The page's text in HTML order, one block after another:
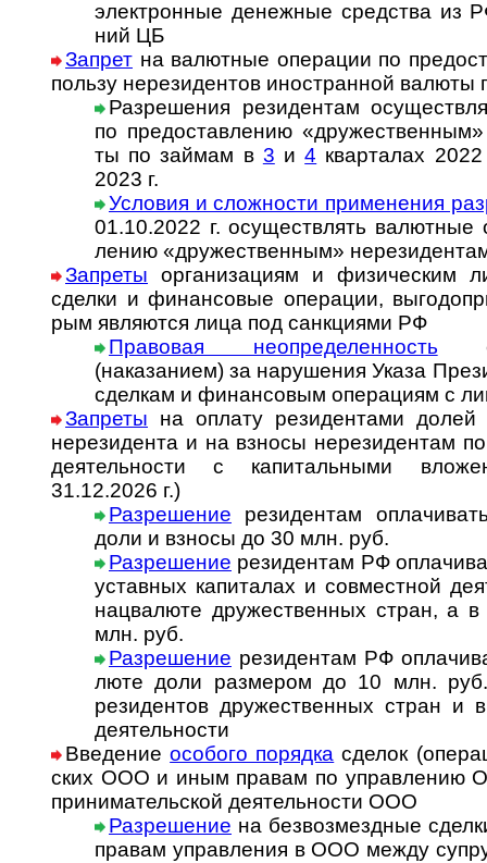
элект­рон­ные денеж­ные сред­ства из
ний ЦБ
Запрет на валютные операции по
пользу не­ре­зи­ден­тов ино­стран­ной ва­люты
Разрешения ре­зи­ден­там
по пред­остав­ле­нию
ты по займам в 3 и4 кварталах
2023 г.
Условия и сложности при­ме­не­ния
01.10.2022 г. осу­щест­в­лять
ле­нию «дру­жест­вен­ным»
Запреты организациям и физическим
сделки и финан­совые опе­ра­ции,
рым явля­ются лица под санк­циями РФ
Правовая неопределенность с
(наказанием) за нару­ше­ния Указа
сдел­кам и финан­со­вым опе­ра­циям с
Запреты на оплату резидентами
нере­зи­дента и на взносы нере­зи­ден­там
деятель­ности с капи­таль­ными
31.12.2026 г.)
Разрешение резидентам
доли и взносы до 30 млн. руб.
Разрешение резидентам РФ
ус­тав­ных ка­пи­та­лах и со­вмест­ной
нац­ва­люте дру­жест­вен­ных стран, а
млн. руб.
Разрешение резидентам РФ
люте доли раз­ме­ром до 10 млн. руб.
рези­ден­тов дру­жест­вен­ных стран и
дея­тель­ности
Введениеособого порядка сделок
ских ООО и иным пра­вам по управ­ле­нию
при­ни­ма­тель­ской де­я­тель­ности ООО
Разрешение на безвозмездные
правам управ­ления в ООО между